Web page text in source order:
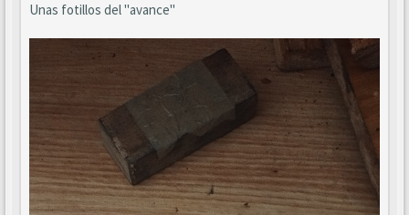
Unas fotillos del "avance"